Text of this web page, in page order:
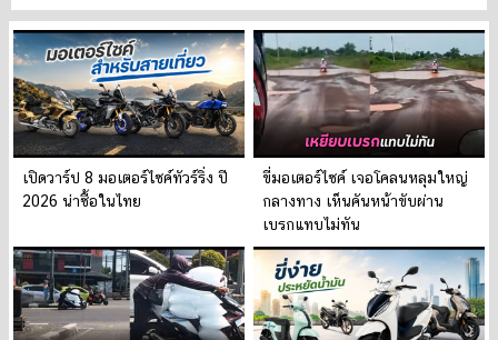
เปิดวาร์ป 8 มอเตอร์ไซค์ทัวร์ริ่ง ปี
2026 น่าซื้อในไทย
ขี่มอเตอร์ไซค์ เจอโคลนหลุมใหญ่
กลางทาง เห็นคันหน้าขับผ่าน
เบรกแทบไม่ทัน